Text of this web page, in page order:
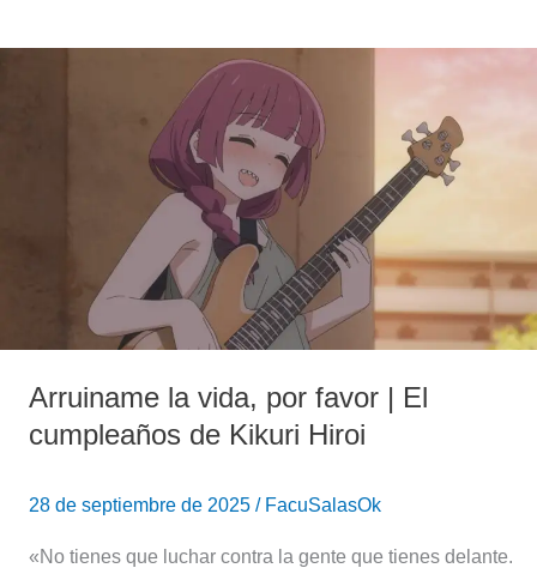
Arruiname la vida, por favor | El
cumpleaños de Kikuri Hiroi
28 de septiembre de 2025 / FacuSalasOk
«No tienes que luchar contra la gente que tienes delante.
cumpleaños